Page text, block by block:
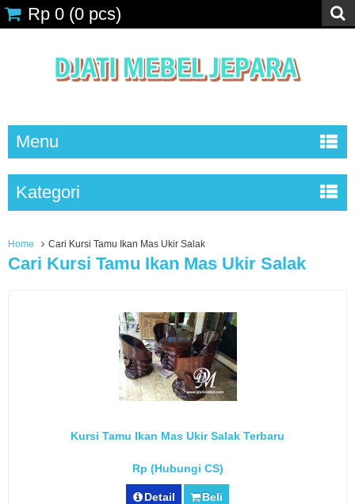
Rp 0 (0 pcs)
Menu
Kategori
Home Cari Kursi Tamu Ikan Mas Ukir Salak
Cari Kursi Tamu Ikan Mas Ukir Salak
Kursi Tamu Ikan Mas Ukir Salak Terbaru
Rp (Hubungi CS)
Detail Beli